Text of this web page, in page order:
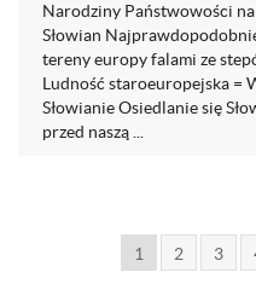
Narodziny Państwowości
Słowian
tereny europy falami ze
Ludność staroeuropejska =
Słowianie Osiedlanie się
przed naszą ...
1 2 3